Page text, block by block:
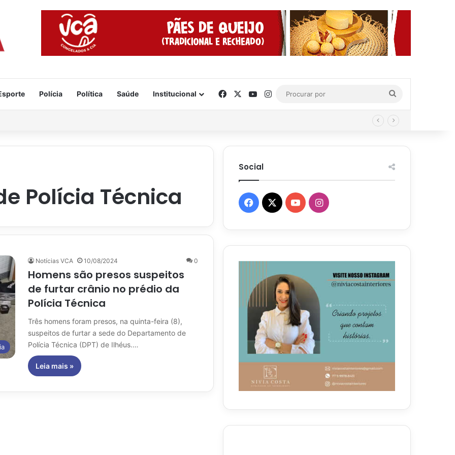
Polícia Política Saúde Institucional FacebookYouTube
Instagram
por
Polícia Técnica
Notícias VCA 10/08/2024 0
Homens são presos suspeitos
de furtar crânio no prédio da
Polícia Técnica
Três homens foram presos, na quinta-feira (8),
suspeitos de furtar a sede do Departamento de
Polícia Técnica (DPT) de Ilhéus.…
Leia mais »
Social
Facebook
X YouTubeInstagram